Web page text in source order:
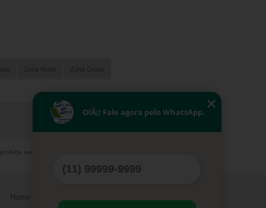
Zona Norte Zona Oeste
sem a autorização do autor. Crime de
Home
OlÃ¡! Fale agora pelo WhatsApp.